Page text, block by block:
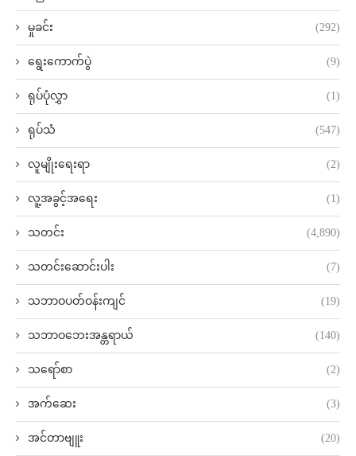
မှုခင်း (292)
ရွေးကောက်ပွဲ (9)
ရုပ်ပုံလွှာ (1)
ရုပ်သံ (547)
လူမျိုးရေးရာ (2)
လူ့အခွင့်အရေး (1)
သတင်း (4,890)
သတင်းဆောင်းပါး (7)
သဘာဝပတ်ဝန်းကျင် (19)
သဘာဝဘေးအန္တရာယ် (140)
သရော်စာ (2)
အက်ဆေး (3)
အင်တာဗျူး (20)